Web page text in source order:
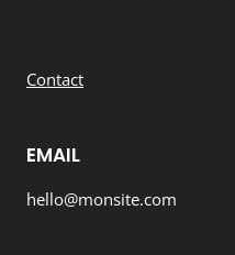
Contact
EMAIL
hello@monsite.com